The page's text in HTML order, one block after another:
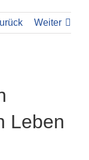
Weiter
Leben